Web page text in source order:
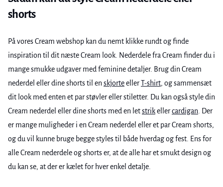
shorts
På vores Cream webshop kan du nemt klikke rundt og finde
inspiration til dit næste Cream look. Nederdele fra Cream finder du i
mange smukke udgaver med feminine detaljer. Brug din Cream
nederdel eller dine shorts til en skjorteellerT-shirt, og sammensæt
dit look med enten et par støvler eller stiletter. Du kan også style din
Cream nederdel eller dine shorts med en letstrikellercardigan . Der
er mange muligheder i en Cream nederdel eller et par Cream shorts,
og du vil kunne bruge begge styles til både hverdag og fest. Ens for
alle Cream nederdele og shorts er, at de alle har et smukt design og
du kan se, at der er kælet for hver enkel detalje.